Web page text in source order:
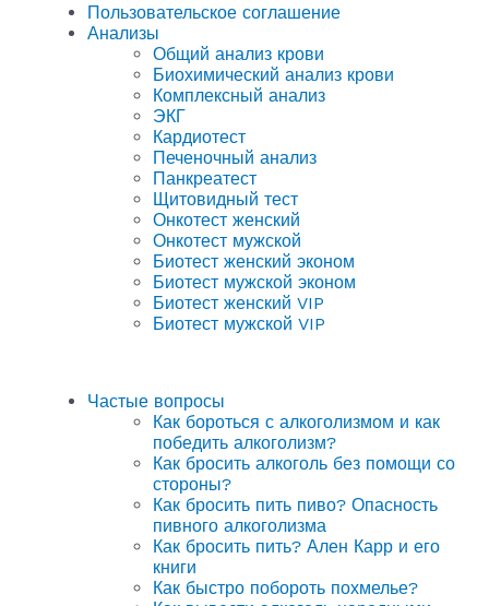
Пользовательское соглашение
Анализы
Общий анализ крови
Биохимический анализ крови
Комплексный анализ
ЭКГ
Кардиотест
Печеночный анализ
Панкреатест
Щитовидный тест
Онкотест женский
Онкотест мужской
Биотест женский эконом
Биотест мужской эконом
Биотест женский VIP
Биотест мужской VIP
Частые вопросы
Как бороться с алкоголизмом и как
победить алкоголизм?
Как бросить алкоголь без помощи со
стороны?
Как бросить пить пиво? Опасность
пивного алкоголизма
Как бросить пить? Ален Карр и его
книги
Как быстро побороть похмелье?